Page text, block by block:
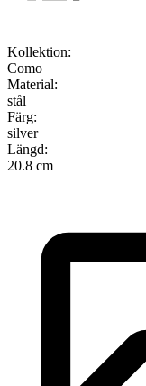
Kollektion:
Como
Material:
stål
Färg:
silver
Längd:
20.8 cm